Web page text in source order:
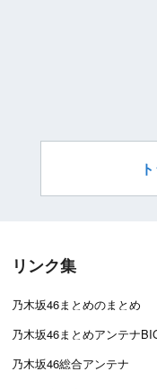
リンク集
乃木坂46まとめのまとめ
乃木坂46まとめアンテナ
乃木坂46総合アンテナ